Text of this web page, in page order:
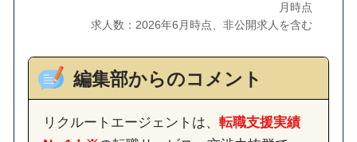
月時点
求人数：2026年6月時点、非公開求人を含む
編集部からのコメント
リクルートエージェントは、 転職支援実績